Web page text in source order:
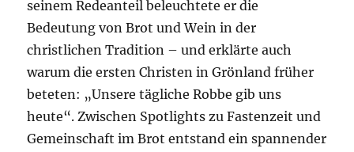
seinem Redeanteil beleuchtete er die
Bedeutung von Brot und Wein in der
christlichen Tradition – und erklärte auch
warum die ersten Christen in Grönland früher
beteten: „Unsere tägliche Robbe gib uns
heute“. Zwischen Spotlights zu Fastenzeit und
Gemeinschaft im Brot entstand ein spannender